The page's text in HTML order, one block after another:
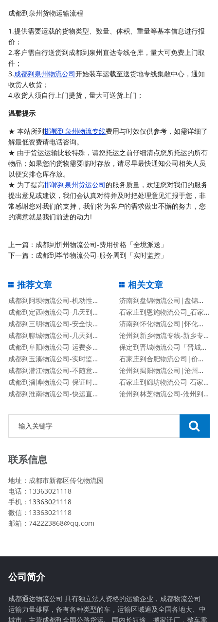
成都到泉州货物运输流程
1.提供需要运载的货物类型、数量、体积、重量等基本信息进行报
价；
2.客户需自行送货到成都到泉州直达专线仓库，量大可免费上门取
件；
3.成都到泉州物流公司开始装车运载至送货地专线集散中心，通知
收货人收货；
4.收货人须自行上门提货，量大可送货上门；
温馨提示
★ 本站所列邯郸到泉州物流专线费用与时效仅供参考，如需详细了
解最低资费请电话咨询。
★ 由于货运运输比较特殊，请您托运之前仔细清点您所托运的所有
物品；如果您的货物需要临时存放，请尽早最快通知公司相关人员
以便安排仓库存放。
★ 为了提高邯郸到泉州货运公司的服务质量，欢迎您对我们的服务
提出意见或建议，我们会认真对待并及时把处理意见汇报于您，非
常感谢您对我们的支持，我们将为客户的需求做出不懈的努力，您
的满意就是我们前进的动力!
上一篇： 成都到忻州物流公司-费用价格「全境派送」
下一篇： 成都到毕节物流公司-服务周到「实时监控」
推荐文章
成都到阿坝物流公司-机动性高「运费多少」
成都到定西物流公司-几天到达「高效快捷」
成都到三明物流公司-安全快捷「不随意加价」
成都到聊城物流公司-几天到达「高效快捷」
成都到阜阳物流公司-运费多少「服务周到」
成都到玉溪物流公司-实时监控「送货上门」
成都到潜江物流公司-不随意加价「市县派送」
成都到淄博物流公司-保证时效「专业可靠」
成都到淮南物流公司-快运直达「要几天时间」
相关文章
济南到盘锦物流公司|盘锦专线
石家庄到恩施物流公司_石家庄到恩施物流专线
济南到怀化物流公司|怀化专线
沧州到新乡物流专线-新乡专线
保定到晋城物流公司「晋城专线」
石家庄到合肥物流公司|价格查询
沧州到揭阳物流公司|沧州到揭阳物流专线
石家庄到廊坊物流公司-石家庄到廊坊货运专线
沧州到林芝物流公司-沧州到林芝货运专线
联系信息
地址：成都市新都区传化物流园
电话：13363021118
手机： 13363021118
微信：13363021118
邮箱：742223868@qq.com
公司简介
成都通达物流公司 具有独立法人资格的运输企业，成都物流公司
运输力量雄厚，备有各种类型的车，运输区域遍及全国各地大、中
城市，主营成都到全国公路货运,、国内长短途、搬家迁厂，整车零